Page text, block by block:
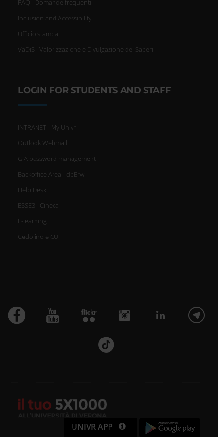
FAQ - Domande frequenti
Inclusion and Accessibility
Ufficio stampa
VaDiS - Valorizzazione e Divulgazione dei Saperi
LOGIN FOR STUDENTS AND STAFF
INTRANET - My Univr
Outlook Webmail
GIA password management
Backoffice Area - dbErw
Help Desk
ESSE3 - Cineca
E-learning
Cedolino e CU
UNIVR APP